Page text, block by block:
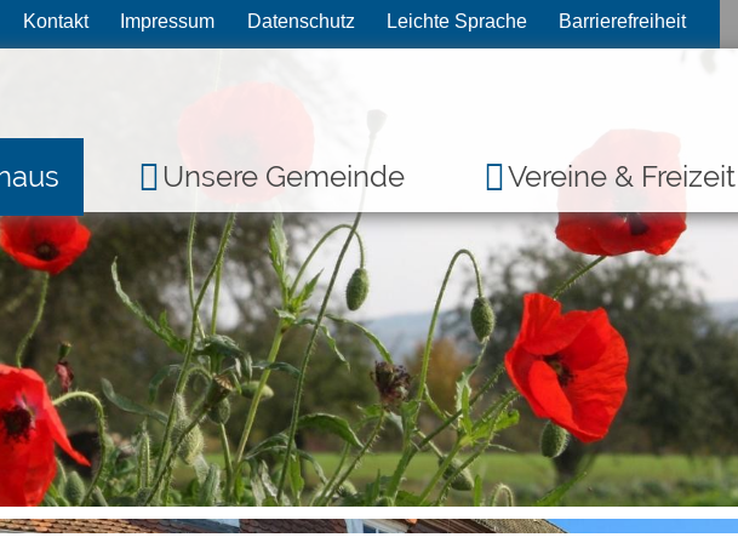
Kontakt Impressum Datenschutz Leichte Sprache Barrierefreiheit
Unsere Gemeinde Vereine & Freizeit